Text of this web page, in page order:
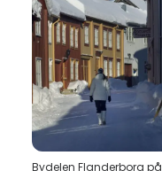
Bydelen Flanderborg på